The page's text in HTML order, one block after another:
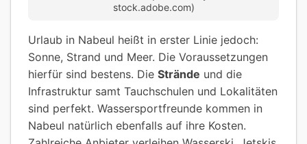
stock.adobe.com)
Urlaub in Nabeul heißt in erster Linie jedoch:
Sonne, Strand und Meer. Die Voraussetzungen
hierfür sind bestens. Die Strände und die
Infrastruktur samt Tauchschulen und Lokalitäten
sind perfekt. Wassersportfreunde kommen in
Nabeul natürlich ebenfalls auf ihre Kosten.